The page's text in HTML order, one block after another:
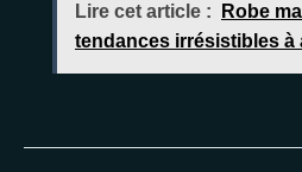
Lire cet article :
Robe
tendances irrésistibles à